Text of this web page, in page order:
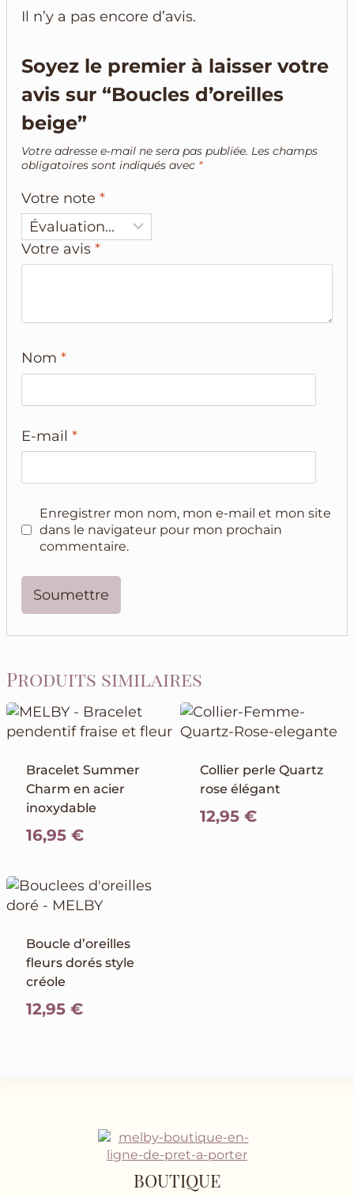
Il n’y a pas encore d’avis.
Soyez le premier à laisser votre
avis sur “Boucles d’oreilles
beige”
Votre adresse e-mail ne sera pas publiée. Les champs
obligatoires sont indiqués avec *
Votre note *
Votre avis *
Nom *
E-mail *
Enregistrer mon nom, mon e-mail et mon site
dans le navigateur pour mon prochain
commentaire.
Produits similaires
Bracelet Summer
Charm en acier
inoxydable
16,95 €
Collier perle Quartz
rose élégant
12,95 €
Boucle d’oreilles
fleurs dorés style
créole
12,95 €
BOUTIQUE